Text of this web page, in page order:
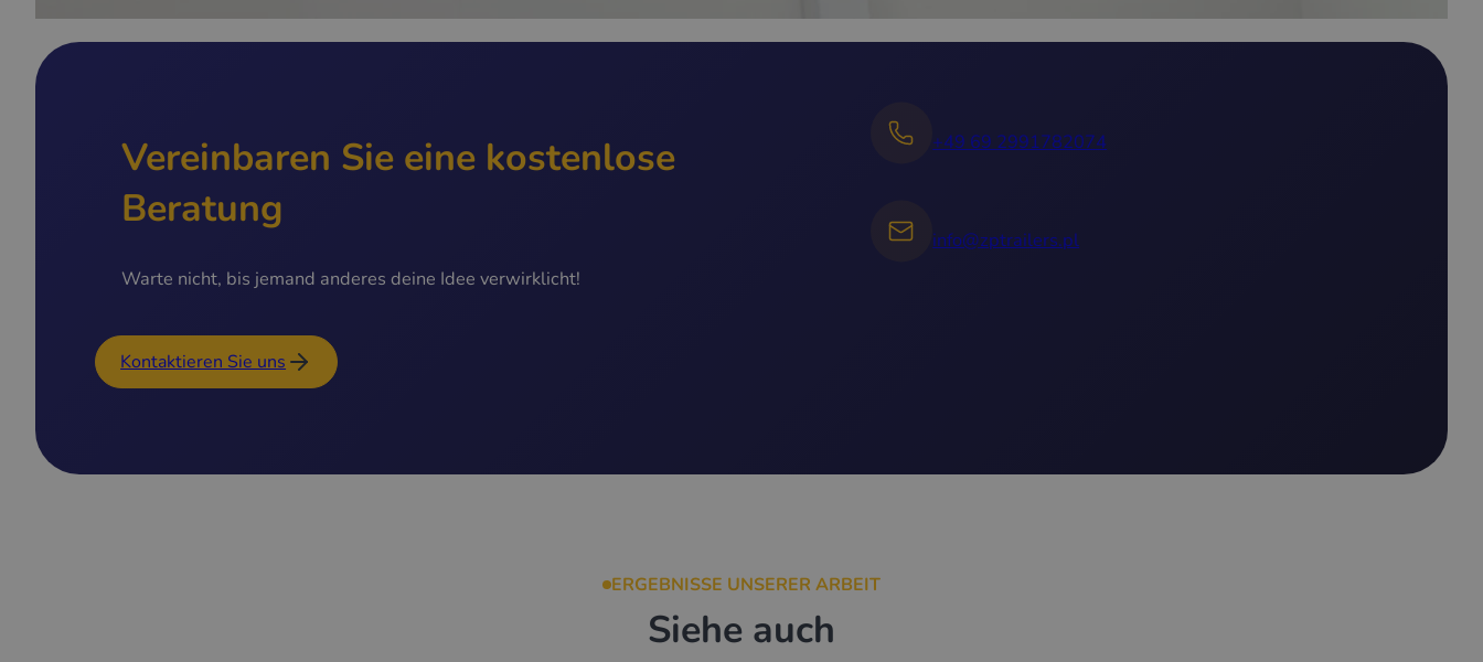
Vereinbaren Sie eine kostenlose
Beratung
Warte nicht, bis jemand anderes deine Idee verwirklicht!
Kontaktieren Sie uns
+49 69 2991782074
info@zptrailers.pl
ERGEBNISSE UNSERER ARBEIT
Siehe auch